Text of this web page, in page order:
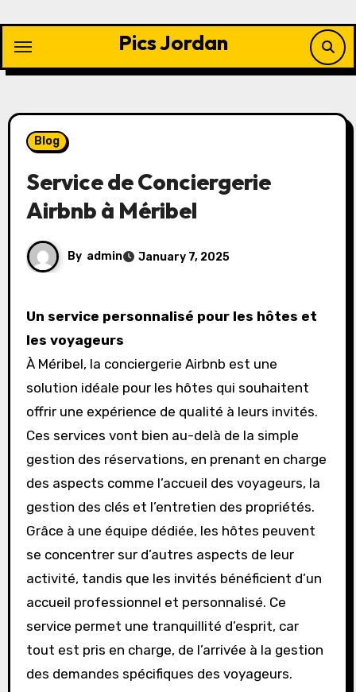
content
Pics Jordan
Blog
Service de Conciergerie
Airbnb à Méribel
By admin January 7, 2025
Un service personnalisé pour les hôtes et
les voyageurs
À Méribel, la conciergerie Airbnb est une
solution idéale pour les hôtes qui souhaitent
offrir une expérience de qualité à leurs invités.
Ces services vont bien au-delà de la simple
gestion des réservations, en prenant en charge
des aspects comme l’accueil des voyageurs, la
gestion des clés et l’entretien des propriétés.
Grâce à une équipe dédiée, les hôtes peuvent
se concentrer sur d’autres aspects de leur
activité, tandis que les invités bénéficient d’un
accueil professionnel et personnalisé. Ce
service permet une tranquillité d’esprit, car
tout est pris en charge, de l’arrivée à la gestion
des demandes spécifiques des voyageurs.